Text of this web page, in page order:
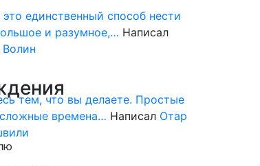
единственный способ нести
и разумное,… Написал
тем, что вы делаете. Простые
времена… Написал Отар